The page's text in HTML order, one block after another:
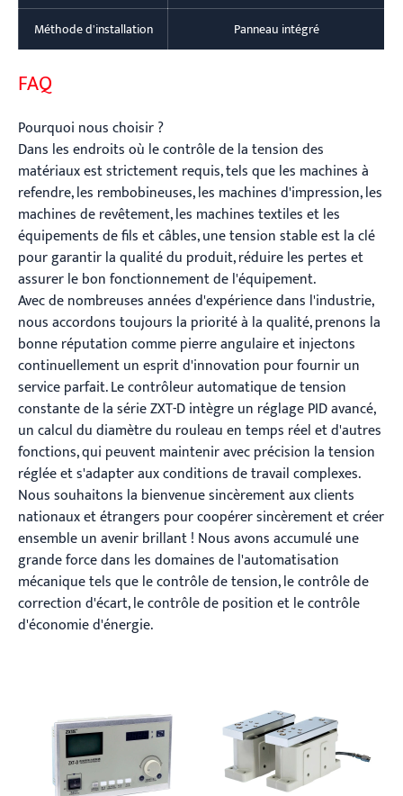
Méthode d'installation Panneau intégré
FAQ
Pourquoi nous choisir ?
Dans les endroits où le contrôle de la tension des
matériaux est strictement requis, tels que les machines à
refendre, les rembobineuses, les machines d'impression, les
machines de revêtement, les machines textiles et les
équipements de fils et câbles, une tension stable est la clé
pour garantir la qualité du produit, réduire les pertes et
assurer le bon fonctionnement de l'équipement.
Avec de nombreuses années d'expérience dans l'industrie,
nous accordons toujours la priorité à la qualité, prenons la
bonne réputation comme pierre angulaire et injectons
continuellement un esprit d'innovation pour fournir un
service parfait. Le contrôleur automatique de tension
constante de la série ZXT-D intègre un réglage PID avancé,
un calcul du diamètre du rouleau en temps réel et d'autres
fonctions, qui peuvent maintenir avec précision la tension
réglée et s'adapter aux conditions de travail complexes.
Nous souhaitons la bienvenue sincèrement aux clients
nationaux et étrangers pour coopérer sincèrement et créer
ensemble un avenir brillant ! Nous avons accumulé une
grande force dans les domaines de l'automatisation
mécanique tels que le contrôle de tension, le contrôle de
correction d'écart, le contrôle de position et le contrôle
d'économie d'énergie.